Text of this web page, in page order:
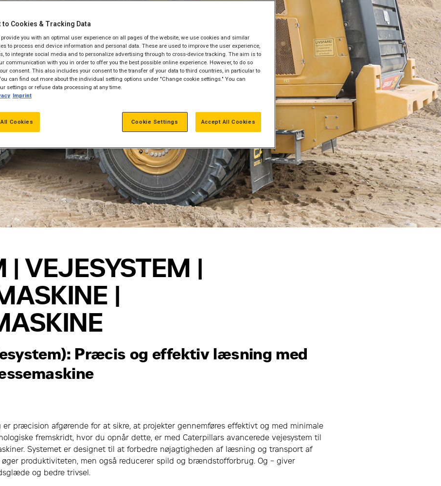
og
| VEJESYSTEM |
|
Præcis og effektiv læsning med
præcision afgørende for at sikre, at projekter gennemføres effektivt og med minimale
fremskridt, hvor du opnår dette, er med Caterpillars avancerede vejesystem til
Systemet er designet til at forbedre nøjagtigheden af læsning og transport af
produktiviteten, men også reducerer spild og brændstofforbrug. Og – giver
og bedre trivsel.
to Cookies & Tracking Data
you with an optimal user experience on all pages of the website, we use cookies and similar
to process end device information and personal data. These are used to improve the user experience,
to integrate social media and to personalize advertising through to cross-device tracking. The aim is to
communication with you in order to offer you the best possible online experience. However, to do so
consent. This also includes your consent to the transfer of your data to third countries, in particular to
can find out more about the individual setting options under "Change cookie settings." You can
settings or refuse data processing at any time.
Imprint
Cookies Accept All Cookies
Cookie Settings